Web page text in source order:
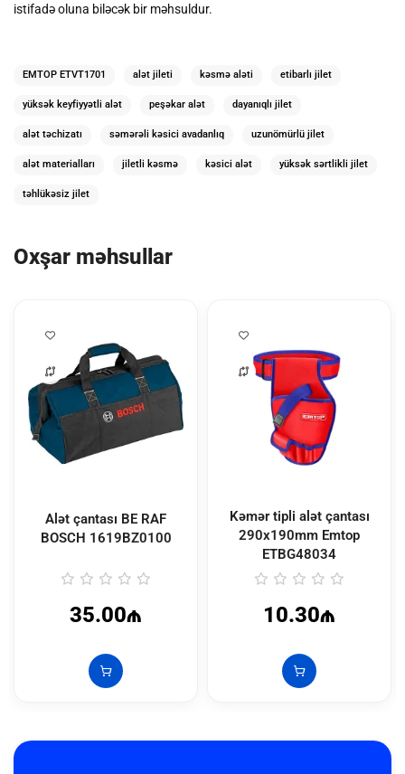
istifadə oluna biləcək bir məhsuldur.
EMTOP ETVT1701 alət jileti kəsmə aləti etibarlı jilet
yüksək keyfiyyətli alət peşəkar alət dayanıqlı jilet
alət təchizatı səmərəli kəsici avadanlıq uzunömürlü jilet
alət materialları jiletli kəsmə kəsici alət yüksək sərtlikli jilet
təhlükəsiz jilet
Oxşar məhsullar
Alət çantası BE RAF
BOSCH 1619BZ0100
35.00₼
Kəmər tipli alət çantası
290x190mm Emtop
ETBG48034
10.30₼